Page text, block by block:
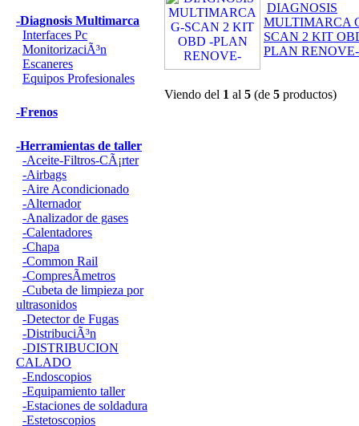
-Diagnosis Multimarca
Interfaces Pc
MonitorizaciÃ³n
Escaneres
Equipos Profesionales
-Frenos
-Herramientas de taller
-Aceite-Filtros-CÃ¡rter
-Airbags
-Aire Acondicionado
-Alternador
-Analizador de gases
-Calentadores
-Chapa
-Common Rail
-CompresÃ­metros
-Cubeta de limpieza por
ultrasonidos
-Detector de Fugas
-DistribuciÃ³n
-DISTRIBUCION
CALADO
-Endoscopios
-Equipamiento taller
-Estaciones de soldadura
-Estetoscopios
DIAGNOSIS
MULTIMARCA
SCAN 2 KIT
PLAN RENOVE-
Viendo del 1 al 5 (de 5 productos)